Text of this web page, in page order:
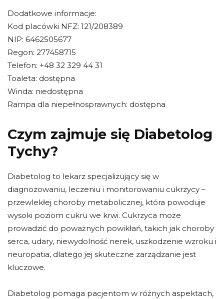
Dodatkowe informacje:
Kod placówki NFZ: 121/208389
NIP: 6462505677
Regon: 277458715
Telefon: +48 32 329 44 31
Toaleta: dostępna
Winda: niedostępna
Rampa dla niepełnosprawnych: dostępna
Czym zajmuje się Diabetolog
Tychy?
Diabetolog to lekarz specjalizujący się w
diagnozowaniu, leczeniu i monitorowaniu cukrzycy –
przewlekłej choroby metabolicznej, która powoduje
wysoki poziom cukru we krwi. Cukrzyca może
prowadzić do poważnych powikłań, takich jak choroby
serca, udary, niewydolność nerek, uszkodzenie wzroku i
neuropatia, dlatego jej skuteczne zarządzanie jest
kluczowe.
Diabetolog pomaga pacjentom w różnych aspektach,